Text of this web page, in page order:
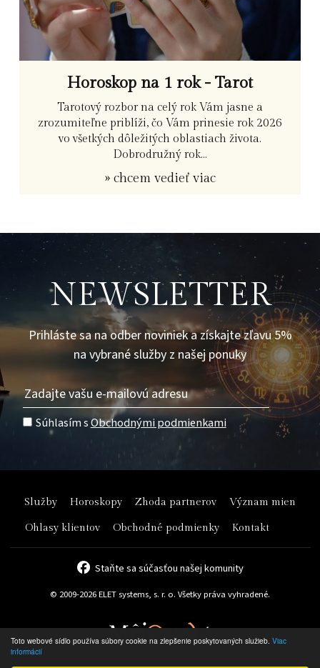
Toto webové sídlo používa súbory cookie na zlepšenie poskytovaných služieb. Viac
informácií
Horoskop na 1 rok - Tarot
Tarotový rozbor na celý rok Vám jasne a
zrozumiteľne priblíži, čo Vám prinesie rok 2026
vo všetkých dôležitých oblastiach života.
Dobrodružný rok...
» chcem vedieť viac
NEWSLETTER
Prihláste sa na odber noviniek a získajte zľavu 5%
na vybrané služby z našej ponuky
Súhlasím sObchodnými podmienkami
Služby Horoskopy Zhoda partnerov Význam mien
Ohlasy klientov Obchodné podmienky Kontakt
Staňte sa súčasťou našej komunity
© 2009-2026 ELET systems, s. r. o. Všetky práva vyhradené.